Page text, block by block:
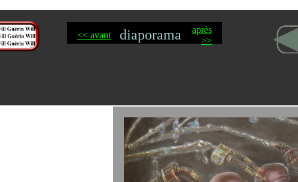
<< avant diaporama
après
>>